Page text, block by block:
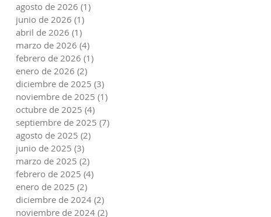
agosto de 2026 (1)
junio de 2026 (1)
abril de 2026 (1)
marzo de 2026 (4)
febrero de 2026 (1)
enero de 2026 (2)
diciembre de 2025 (3)
noviembre de 2025 (1)
octubre de 2025 (4)
septiembre de 2025 (7)
agosto de 2025 (2)
junio de 2025 (3)
marzo de 2025 (2)
febrero de 2025 (4)
enero de 2025 (2)
diciembre de 2024 (2)
noviembre de 2024 (2)